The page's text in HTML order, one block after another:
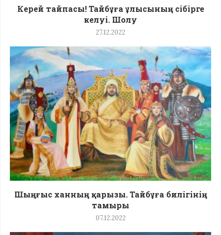
Керей тайпасы! Тайбұға ұлысының сібірге
келуі. Шолу
27.12.2022
Шыңғыс ханның қарызы. Тайбұға билігінің
тамыры
07.12.2022